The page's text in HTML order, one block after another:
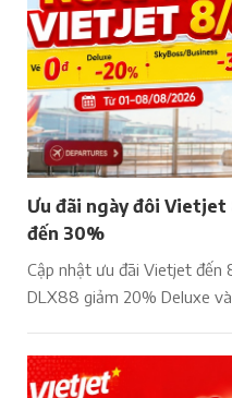
Ưu đãi ngày đôi Vietjet
đến 30%
Cập nhật ưu đãi Vietjet
DLX88 giảm 20% Deluxe